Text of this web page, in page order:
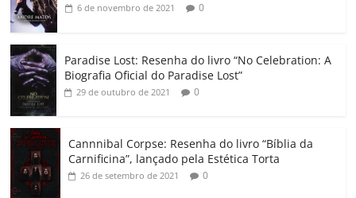
6 de novembro de 2021 0
Paradise Lost: Resenha do livro “No Celebration: A
Biografia Oficial do Paradise Lost”
29 de outubro de 2021 0
Cannnibal Corpse: Resenha do livro “Bíblia da
Carnificina”, lançado pela Estética Torta
26 de setembro de 2021 0